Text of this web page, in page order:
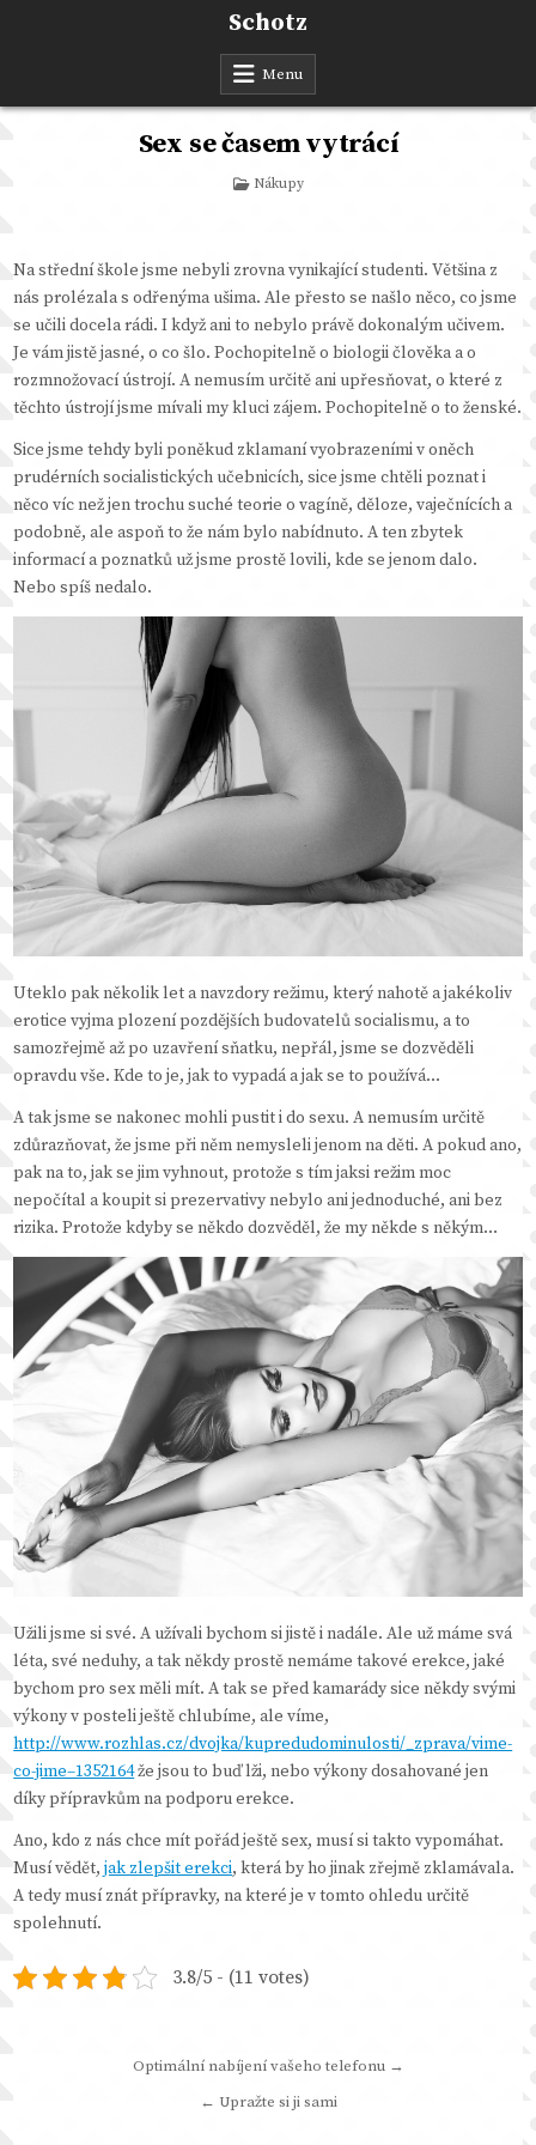
Schotz
Menu
Sex se časem vytrácí
Posted
Nákupy
Na střední škole jsme nebyli zrovna vynikající studenti. Většina z
nás prolézala s odřenýma ušima. Ale přesto se našlo něco, co jsme
se učili docela rádi. I když ani to nebylo právě dokonalým učivem.
Je vám jistě jasné, o co šlo. Pochopitelně o biologii člověka a o
rozmnožovací ústrojí. A nemusím určitě ani upřesňovat, o které z
těchto ústrojí jsme mívali my kluci zájem. Pochopitelně o to ženské.
Sice jsme tehdy byli poněkud zklamaní vyobrazeními v oněch
prudérních socialistických učebnicích, sice jsme chtěli poznat i
něco víc než jen trochu suché teorie o vagíně, děloze, vaječnících a
podobně, ale aspoň to že nám bylo nabídnuto. A ten zbytek
informací a poznatků už jsme prostě lovili, kde se jenom dalo.
Nebo spíš nedalo.
Uteklo pak několik let a navzdory režimu, který nahotě a jakékoliv
erotice vyjma plození pozdějších budovatelů socialismu, a to
samozřejmě až po uzavření sňatku, nepřál, jsme se dozvěděli
opravdu vše. Kde to je, jak to vypadá a jak se to používá…
A tak jsme se nakonec mohli pustit i do sexu. A nemusím určitě
zdůrazňovat, že jsme při něm nemysleli jenom na děti. A pokud ano,
pak na to, jak se jim vyhnout, protože s tím jaksi režim moc
nepočítal a koupit si prezervativy nebylo ani jednoduché, ani bez
rizika. Protože kdyby se někdo dozvěděl, že my někde s někým…
Užili jsme si své. A užívali bychom si jistě i nadále. Ale už máme svá
léta, své neduhy, a tak někdy prostě nemáme takové erekce, jaké
bychom pro sex měli mít. A tak se před kamarády sice někdy svými
výkony v posteli ještě chlubíme, ale víme,
http://www.rozhlas.cz/dvojka/kupredudominulosti/_zprava/vime-
co-jime–1352164že jsou to buď lži, nebo výkony dosahované jen
díky přípravkům na podporu erekce.
Ano, kdo z nás chce mít pořád ještě sex, musí si takto vypomáhat.
Musí vědět,jak zlepšit erekci, která by ho jinak zřejmě zklamávala.
A tedy musí znát přípravky, na které je v tomto ohledu určitě
spolehnutí.
3.8/5 - (11 votes)
NavigaceOptimální nabíjení vašeho telefonu →
← Upražte si ji sami